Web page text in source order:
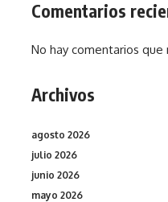
Comentarios
No hay comentarios que
Archivos
agosto 2026
julio 2026
junio 2026
mayo 2026